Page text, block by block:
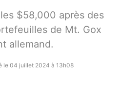
$58,000 après des
de Mt. Gox
allemand.
le 04 juillet 2024 à 13h08